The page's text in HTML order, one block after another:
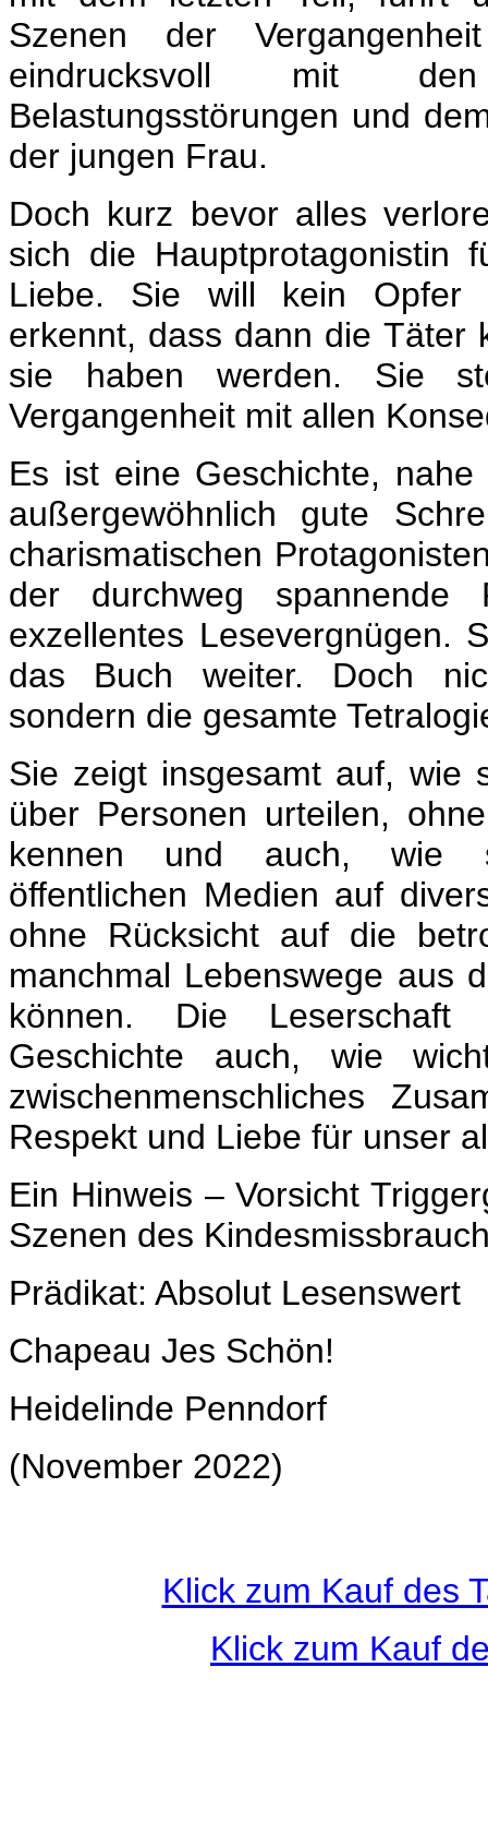
Szenen der
eindrucksvoll mit den
Belastungsstörungen und
der jungen Frau.
Doch kurz bevor alles
sich die Hauptprotagonistin
Liebe. Sie will kein Opfer
erkennt, dass dann die Täter
sie haben werden. Sie
Vergangenheit mit allen
Es ist eine Geschichte,
außergewöhnlich gute
charismatischen
der durchweg spannende
exzellentes Lesevergnügen.
das Buch weiter. Doch
sondern die gesamte
Sie zeigt insgesamt auf, wie
über Personen urteilen,
kennen und auch, wie
öffentlichen Medien auf
ohne Rücksicht auf die
manchmal Lebenswege aus
können. Die
Geschichte auch, wie
zwischenmenschliches
Respekt und Liebe für unser
Ein Hinweis – Vorsicht
Szenen des
Prädikat: Absolut Lesenswert
Chapeau Jes Schön!
Heidelinde Penndorf
(November 2022)
Klick zum Kauf des
Klick zum Kauf